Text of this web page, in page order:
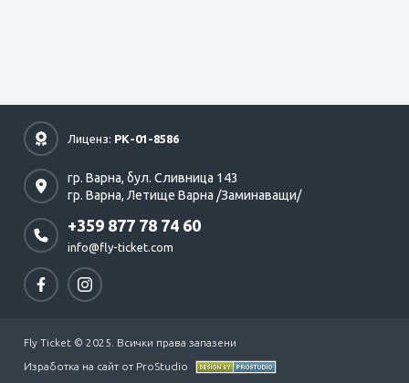
Лиценз: РК-01-8586
гр. Варна, бул. Сливница 143
гр. Варна, Летище Варна /Заминаващи/
+359 877 78 74 60
info@fly-ticket.com
Fly Ticket © 2025. Всички права запазени
Изработка на сайт от ProStudio